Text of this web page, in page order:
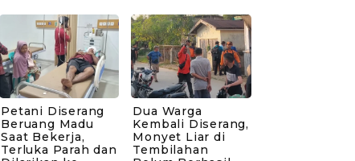
Petani Diserang
Beruang Madu
Saat Bekerja,
Terluka Parah dan
Dua Warga
Kembali Diserang,
Monyet Liar di
Tembilahan